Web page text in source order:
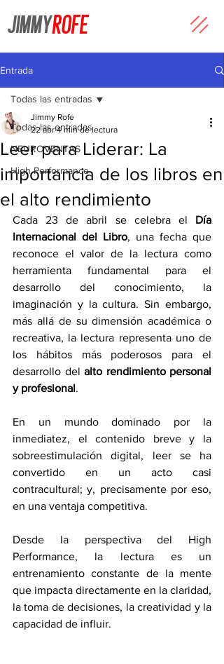
JIMMYROFE
Entrada
Todas las entradas
NEUROVENTAS
High Performance
Todas las entradas
Leer para Liderar: La
importancia de los libros en
el alto rendimiento
Jimmy Rofe
22 abr 4 min de lectura
Cada 23 de abril se celebra el Día
Internacional del Libro, una fecha que
reconoce el valor de la lectura como
herramienta fundamental para el
desarrollo del conocimiento, la
imaginación y la cultura. Sin embargo,
más allá de su dimensión académica o
recreativa, la lectura representa uno de
los hábitos más poderosos para el
desarrollo del alto rendimiento personal
y profesional.
En un mundo dominado por la
inmediatez, el contenido breve y la
sobreestimulación digital, leer se ha
convertido en un acto casi
contracultural; y, precisamente por eso,
en una ventaja competitiva.
Desde la perspectiva del High
Performance, la lectura es un
entrenamiento constante de la mente
que impacta directamente en la claridad,
la toma de decisiones, la creatividad y la
capacidad de influir.